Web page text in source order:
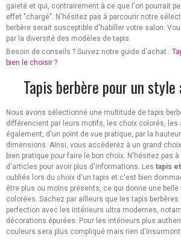
gaieté et qui, contrairement à ce que l'on pourrait
effet "chargé". N'hésitez pas à parcourir notre
berbère serait susceptible d'habiller votre salon.
par la diversité des modèles de tapis.
Besoin de conseils ? Suivez notre guide d'achat :
bien le choisir ?
Tapis berbère pour un
Nous avons sélectionné une multitude de tapis
différencient par leurs motifs, les choix colorés, les
également, d'un point de vue pratique, par la
dimensions. Ainsi, vous accèderez à un grand
bien pratique pour faire le bon choix. N'hésitez pas
d'articles pour avoir plus d'informations. Les tapis
oubliés lors du choix d'un tapis et c'est bien
être plus ou moins présents, ce qui donne une
colorées. Sachez par ailleurs que les tapis
perfection avec les intérieurs ultra modernes,
décorations épurées. Pour les intérieurs plus
couleurs sera plus compliqué mais rien